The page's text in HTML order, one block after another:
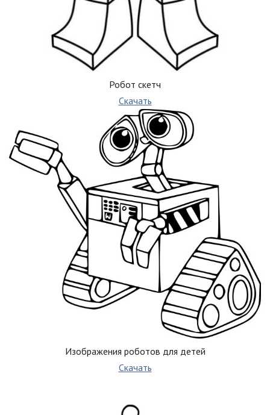
Робот скетч
Скачать
Изображения роботов для детей
Скачать